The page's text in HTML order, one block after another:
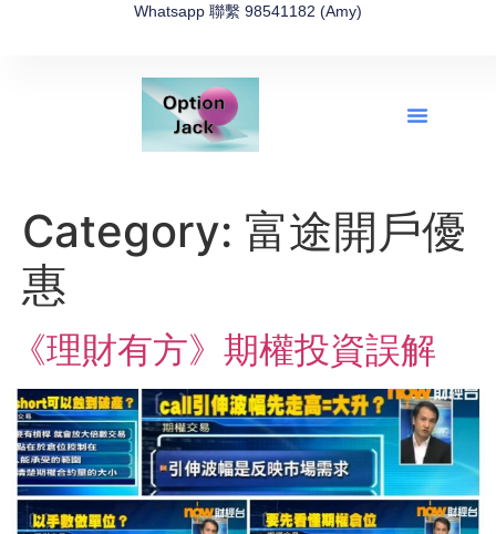
Whatsapp 聯繫 98541182 (Amy)
Category: 富途開戶優
惠
《理財有方》期權投資誤解